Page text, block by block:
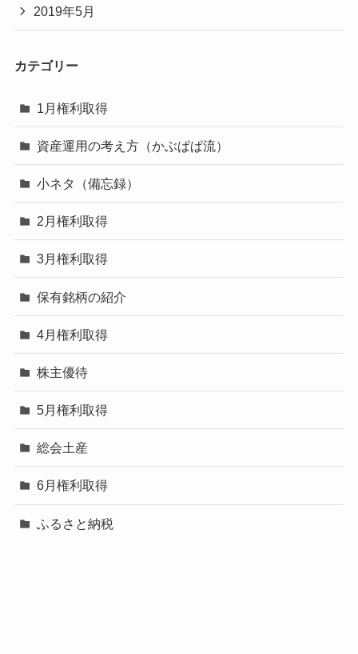
2019年5月
カテゴリー
1月権利取得
資産運用の考え方（かぶぱぱ流）
小ネタ（備忘録）
2月権利取得
3月権利取得
保有銘柄の紹介
4月権利取得
株主優待
5月権利取得
総会土産
6月権利取得
ふるさと納税